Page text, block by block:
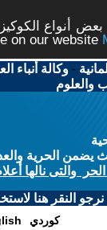
أنواع
on our website
-وكالة أنباء
والعلوم
الحرية
والتى نالها
النقر هنا
كوردي